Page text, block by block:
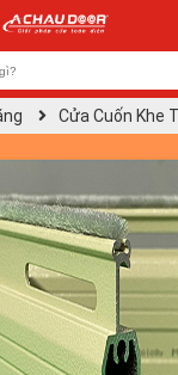
Cửa Cuốn Khe